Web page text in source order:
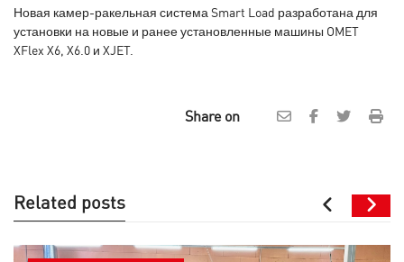
Новая камер-ракельная система Smart Load разработана для
установки на новые и ранее установленные машины OMET
XFlex X6, X6.0 и XJET.
Share on
Related posts